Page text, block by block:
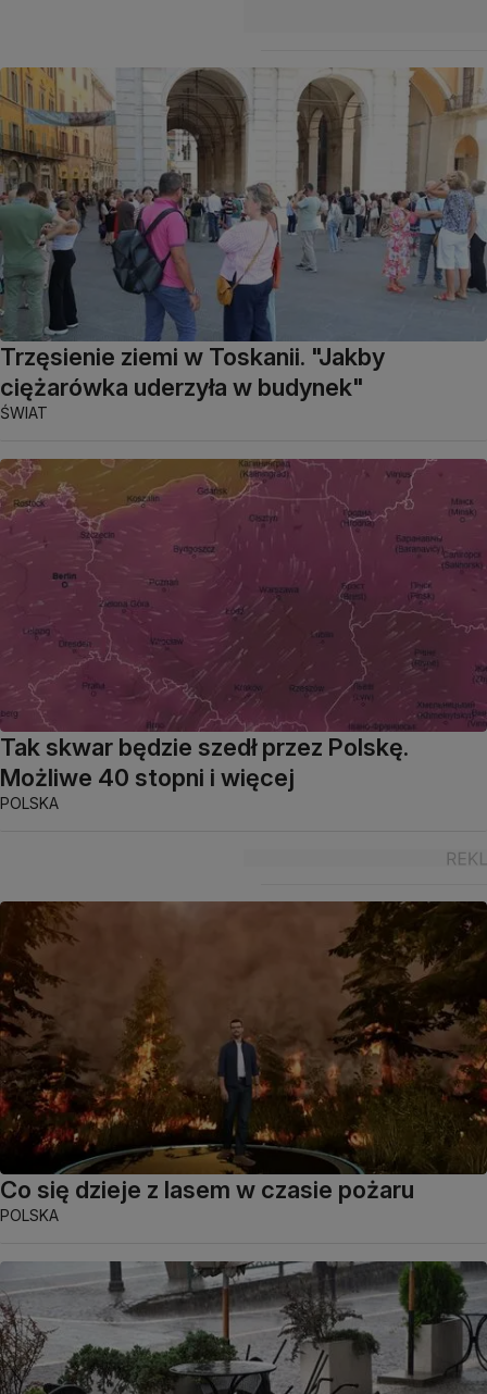
Trzęsienie ziemi w Toskanii. "Jakby
ciężarówka uderzyła w budynek"
ŚWIAT
Tak skwar będzie szedł przez Polskę.
Możliwe 40 stopni i więcej
POLSKA
Co się dzieje z lasem w czasie pożaru
POLSKA